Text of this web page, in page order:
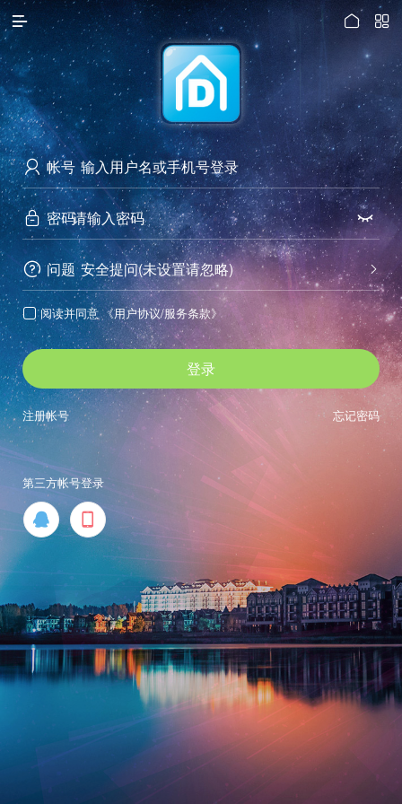

访问电脑版
 

 帐号
 密码 
 问题 
安全提问(未设置请忽略)
 阅读并同意 《用户协议/服务条款》
登录
忘记密码
注册帐号
第三方帐号登录
 